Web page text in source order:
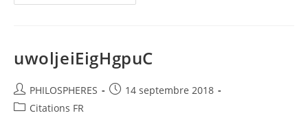
uwoljeiEigHgpuC
Auteur/autrice
de
PHILOSPHERES
Publication
14 septembre 2018
PostCitations FR